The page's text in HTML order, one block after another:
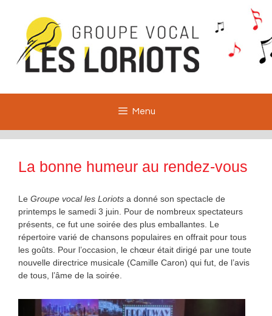
contenu
Menu
La bonne humeur au rendez-vous
Le Groupe vocal les Loriots a donné son spectacle de
printemps le samedi 3 juin. Pour de nombreux spectateurs
présents, ce fut une soirée des plus emballantes. Le
répertoire varié de chansons populaires en offrait pour tous
les goûts. Pour l’occasion, le chœur était dirigé par une toute
nouvelle directrice musicale (Camille Caron) qui fut, de l’avis
de tous, l’âme de la soirée.